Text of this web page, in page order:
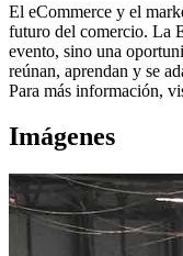
El eCommerce y el
futuro del comercio. La
evento, sino una
reúnan, aprendan y se
Para más información,
Imágenes